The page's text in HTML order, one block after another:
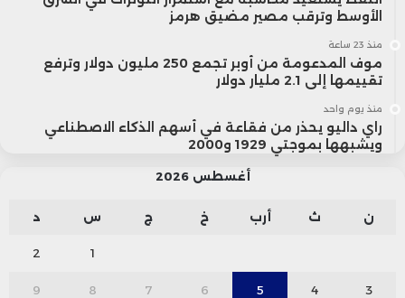
الأوسط وترقب مصير مضيق هرمز
منذ 23 ساعة
موف المدعومة من أوبر تجمع 250 مليون دولار وترفع
تقييمها إلى 2.1 مليار دولار
منذ يوم واحد
راي داليو يحذر من فقاعة في أسهم الذكاء الاصطناعي
ويشبهها بموجتي 1929 و2000
أغسطس 2026
ن ث أرب خ ج س د
1
2
3
4
5
6
7
8
9